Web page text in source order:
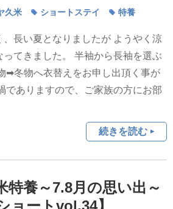
久米 ショートステイ 特養
長い夏となりましたが ようやく涼
ってきました。 半袖から長袖を選ぶ
➡冬物へ衣替えをお申し出頂く事が
でありますので、ご家族の方にお部
続きを読む
特養～7.8月の思い出～